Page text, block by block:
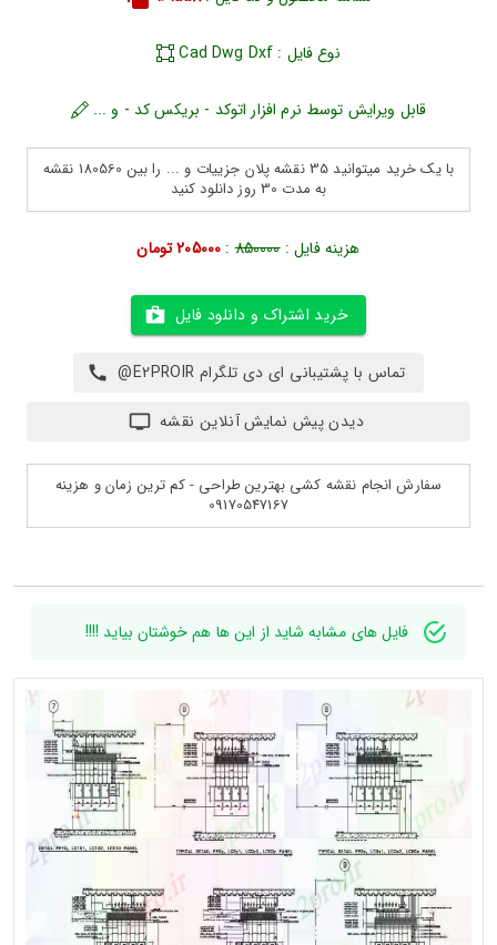
نوع فایل : Cad Dwg Dxf
قابل ویرایش توسط نرم افزار اتوکد - بریکس کد - و ...
با یک خرید میتوانید 35 نقشه پلان جزییات و ... را بین 180560 نقشه
به مدت 30 روز دانلود کنید
هزینه فایل :850000
: 205000 تومان
خرید اشتراک و دانلود فایل
تماس با پشتیبانی ای دی تلگرام E2PROIR@
دیدن پیش نمایش آنلاین نقشه
سفارش انجام نقشه کشی بهترین طراحی - کم ترین زمان و هزینه
09170547167
فایل های مشابه شاید از این ها هم خوشتان بیاید !!!!